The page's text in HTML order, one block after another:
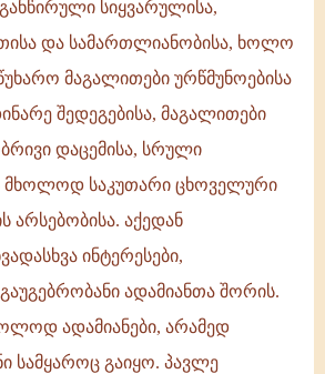
სიყვარულისა,
და სამართლიანობისა, ხოლო
მაგალითები ურწმუნოებისა
შედეგებისა, მაგალითები
დაცემისა, სრული
მხოლოდ საკუთარი ცხოველური
არსებობისა. აქედან
ინტერესები,
ადამიანთა შორის.
ადამიანები, არამედ
სამყაროც გაიყო. პავლე